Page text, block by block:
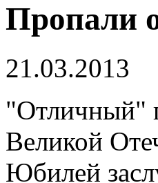
Пропали
21.03.2013
"Отличный"
Великой
Юбилей